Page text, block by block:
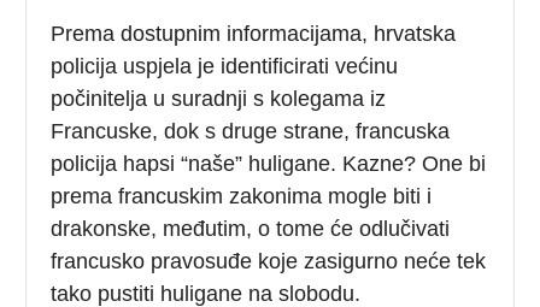
Prema dostupnim informacijama, hrvatska
policija uspjela je identificirati većinu
počinitelja u suradnji s kolegama iz
Francuske, dok s druge strane, francuska
policija hapsi “naše” huligane. Kazne? One bi
prema francuskim zakonima mogle biti i
drakonske, međutim, o tome će odlučivati
francusko pravosuđe koje zasigurno neće tek
tako pustiti huligane na slobodu.